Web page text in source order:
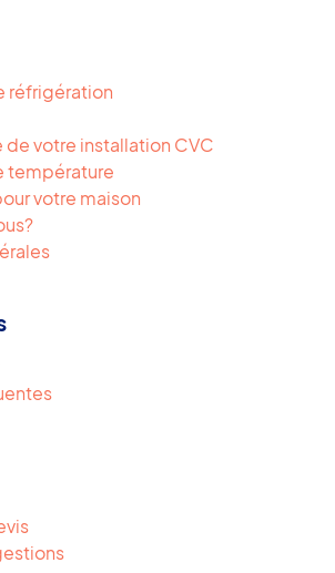
réfrigération
de votre installation CVC
température
votre maison